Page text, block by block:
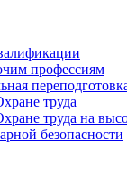
профессиям
труда
труда на
безопасности